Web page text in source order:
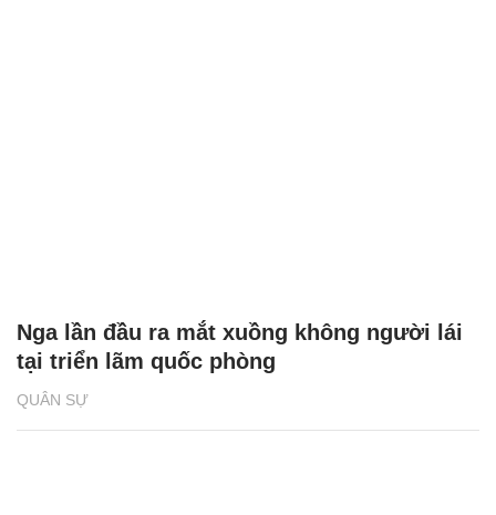
QUÂN SỰ
Nga lần đầu ra mắt xuồng không người lái
tại triển lãm quốc phòng